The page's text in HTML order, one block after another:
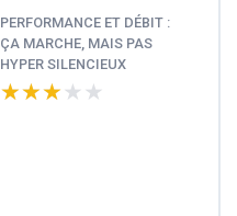
PERFORMANCE ET DÉBIT :
ÇA MARCHE, MAIS PAS
HYPER SILENCIEUX
★★★★★
★★★★★